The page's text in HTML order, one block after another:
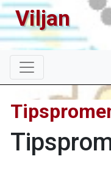
Viljan